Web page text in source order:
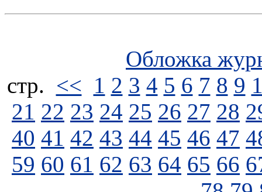
Обложка
стp. << 1 2 3 4 5 6 7 8 9
21 22 23 24 25 26 27 28
40 41 42 43 44 45 46 47
59 60 61 62 63 64 65 66